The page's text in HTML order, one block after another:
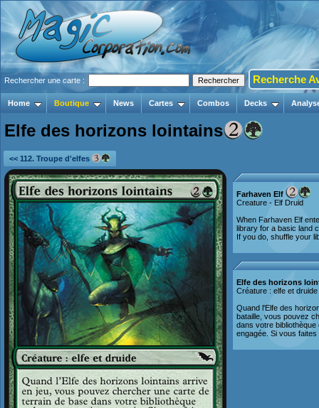
Rechercher une carte : Recherche
Home Boutique News Cartes Combos Decks
Elfe des horizons lointains
<< 112. Troupe d'elfes
Farhaven Elf
Creature - Elf Druid
When Farhaven Elf
library for a basic land
If you do, shuffle your
Elfe des horizons
Créature : elfe et druide
Quand l'Elfe des
bataille, vous pouvez
dans votre bibliothèque
engagée. Si vous